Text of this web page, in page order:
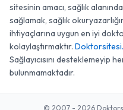
sitesinin amacı, sağlık
sağlamak, sağlık
ihtiyaçlarına uygun en iyi
kolaylaştırmaktır.
Sağlayıcısını desteklemeyip
bulunmamaktadır.
© 2007 - 2026